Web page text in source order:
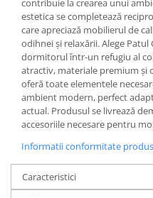
contribuie la crearea unui
estetica se completează
care apreciază mobilierul de
odihnei și relaxării. Alege
dormitorul într-un refugiu al
atractiv, materiale premium și
oferă toate elementele
ambient modern, perfect
actual. Produsul se livrează
accesoriile necesare pentru
Informatii conformitate produs
Caracteristici